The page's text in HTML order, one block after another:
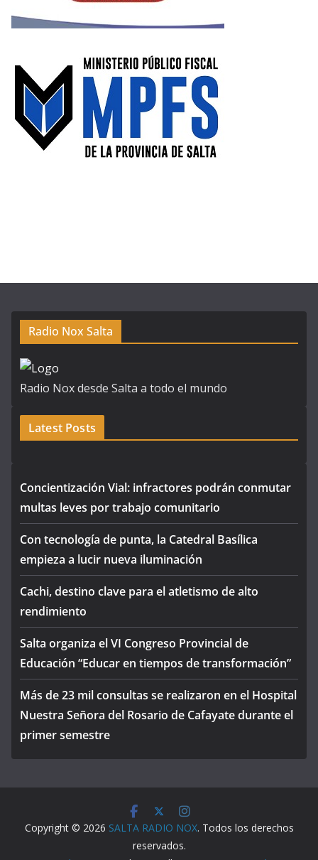
Radio Nox Salta
Radio Nox desde Salta a todo el mundo
Latest Posts
Concientización Vial: infractores podrán conmutar
multas leves por trabajo comunitario
Con tecnología de punta, la Catedral Basílica
empieza a lucir nueva iluminación
Cachi, destino clave para el atletismo de alto
rendimiento
Salta organiza el VI Congreso Provincial de
Educación “Educar en tiempos de transformación”
Más de 23 mil consultas se realizaron en el Hospital
Nuestra Señora del Rosario de Cafayate durante el
primer semestre
Copyright © 2026 SALTA RADIO NOX. Todos los derechos
reservados.